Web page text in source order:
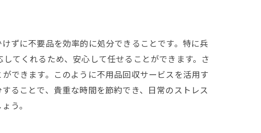
ずに不要品を効率的に処分できることです。特に兵
てくれるため、安心して任せることができます。さ
できます。このように不用品回収サービスを活用す
ることで、貴重な時間を節約でき、日常のストレス
う。